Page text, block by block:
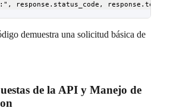
demuestra una solicitud básica de
de la API y Manejo de